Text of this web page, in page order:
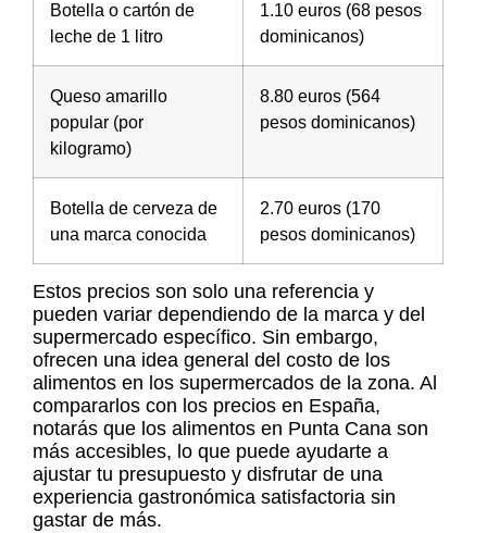
Botella o cartón de
leche de 1 litro
1.10 euros (68 pesos
dominicanos)
Queso amarillo
popular (por
kilogramo)
8.80 euros (564
pesos dominicanos)
Botella de cerveza de
una marca conocida
2.70 euros (170
pesos dominicanos)
Estos precios son solo una referencia y
pueden variar dependiendo de la marca y del
supermercado específico. Sin embargo,
ofrecen una idea general del costo de los
alimentos en los supermercados de la zona. Al
compararlos con los precios en España,
notarás que los alimentos en Punta Cana son
más accesibles, lo que puede ayudarte a
ajustar tu presupuesto y disfrutar de una
experiencia gastronómica satisfactoria sin
gastar de más.